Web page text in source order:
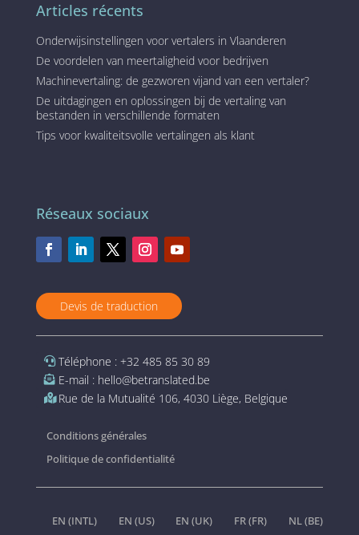
Articles récents
Onderwijsinstellingen voor vertalers in Vlaanderen
De voordelen van meertaligheid voor bedrijven
Machinevertaling: de gezworen vijand van een vertaler?
De uitdagingen en oplossingen bij de vertaling van
bestanden in verschillende formaten
Tips voor kwaliteitsvolle vertalingen als klant
Réseaux sociaux
Devis de traduction
Téléphone : +32 485 85 30 89
E-mail : hello@betranslated.be
Rue de la Mutualité 106, 4030 Liège, Belgique
Conditions générales
Politique de confidentialité
EN (INTL) EN (US) EN (UK) FR (FR)
NL (BE)